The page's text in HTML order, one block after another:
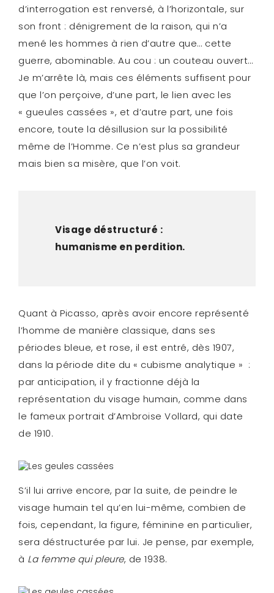
d’interrogation est renversé, à l’horizontale, sur
son front : dénigrement de la raison, qui n’a
mené les hommes à rien d’autre que… cette
guerre, abominable. Au cou : un couteau ouvert…
Je m’arrête là, mais ces éléments suffisent pour
que l’on perçoive, d’une part, le lien avec les
« gueules cassées », et d’autre part, une fois
encore, toute la désillusion sur la possibilité
même de l’Homme. Ce n’est plus sa grandeur
mais bien sa misère, que l’on voit.
Visage déstructuré :
humanisme en perdition.
Quant à Picasso, après avoir encore représenté
l’homme de manière classique, dans ses
périodes bleue, et rose, il est entré, dès 1907,
dans la période dite du « cubisme analytique » :
par anticipation, il y fractionne déjà la
représentation du visage humain, comme dans
le fameux portrait d’Ambroise Vollard, qui date
de 1910.
S’il lui arrive encore, par la suite, de peindre le
visage humain tel qu’en lui-même, combien de
fois, cependant, la figure, féminine en particulier,
sera déstructurée par lui. Je pense, par exemple,
à La femme qui pleure, de 1938.